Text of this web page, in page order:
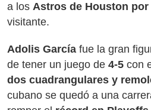
a los Astros de Houston por
visitante.
Adolis García fue la gran
de tener un juego de 4-5 con
dos cuadrangulares y
cubano se quedó a una